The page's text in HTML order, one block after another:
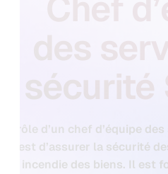
des
sécurité
Le rôle d’un chef d’équipe
2 est d’assurer la sécurité
incendie des biens. Il est